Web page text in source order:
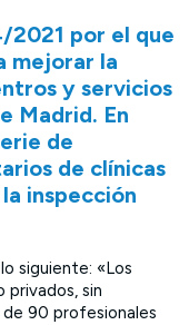
2021 por el que
mejorar la
y servicios
Madrid. En
de
de clínicas
inspección
siguiente: «Los
privados, sin
90 profesionales